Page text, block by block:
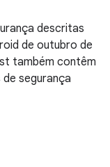
descritas
de outubro de
também contêm
segurança